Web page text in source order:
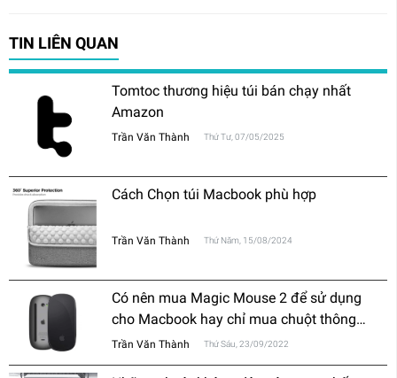
TIN LIÊN QUAN
Tomtoc thương hiệu túi bán chạy nhất
Amazon
Trần Văn Thành Thứ Tư, 07/05/2025
Cách Chọn túi Macbook phù hợp
Trần Văn Thành Thứ Năm, 15/08/2024
Có nên mua Magic Mouse 2 để sử dụng
cho Macbook hay chỉ mua chuột thông
thường?
Trần Văn Thành Thứ Sáu, 23/09/2022